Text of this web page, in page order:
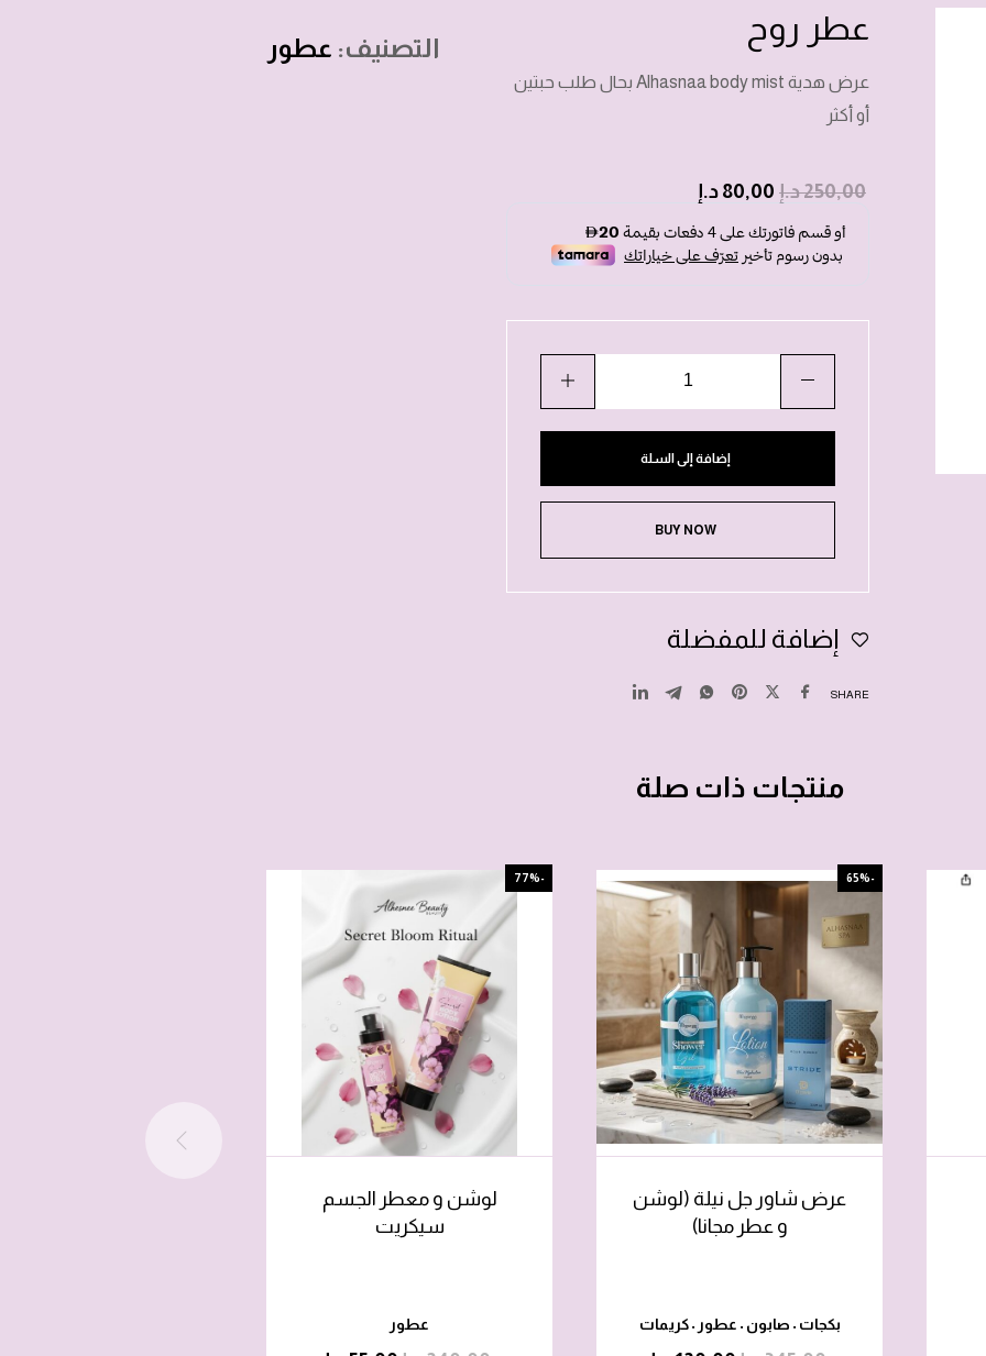
عطر روح
عرض هدية Alhasnaa body mist بحال طلب حبتين
أو أكثر
250,00د.إ 80,00 د.إ
إضافة إلى السلة
BUY NOW
إضافة للمفضلة
SHARE
التصنيف: عطور
منتجات ذات صلة
-65%
عرض شاور جل نيلة (لوشن
و عطر مجانا)
بكجات • صابون • عطور •كريمات
-77%
لوشن و معطر الجسم
سيكريت
عطور